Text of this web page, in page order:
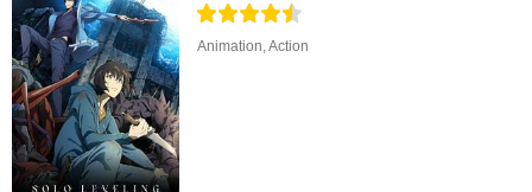
Animation,Action